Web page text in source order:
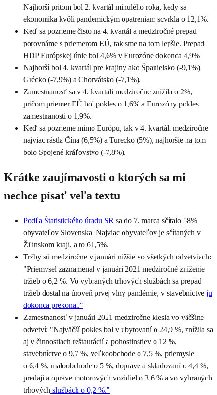
Najhorší pritom bol 2. kvartál minulého roka, kedy sa
ekonomika kvôli pandemickým opatreniam scvrkla o 12,1%.
Keď sa pozrieme čisto na 4. kvartál a medziročné prepad
porovnáme s priemerom EÚ, tak sme na tom lepšie. Prepad
HDP Európskej únie bol 4,6% v Eurozóne dokonca 4,9%
Najhorší bol 4. kvartál pre krajiny ako Španielsko (-9,1%),
Grécko (-7,9%) a Chorvátsko (-7,1%).
Zamestnanosť sa v 4. kvartáli medziročne znížila o 2%,
pričom priemer EÚ bol pokles o 1,6% a Eurozóny pokles
zamestnanosti o 1,9%.
Keď sa pozrieme mimo Európu, tak v 4. kvartáli medziročne
najviac rástla Čína (6,5%) a Turecko (5%), najhoršie na tom
bolo Spojené kráľovstvo (-7,8%).
Krátke zaujímavosti o ktorých sa mi
nechce písať veľa textu
Podľa Štatistického úradu SR sa do 7. marca sčítalo 58%
obyvateľov Slovenska. Najviac obyvateľov je sčítaných v
Žilinskom kraji, a to 61,5%.
Tržby sú medziročne v januári nižšie vo všetkých odvetviach:
"Priemysel zaznamenal v januári 2021 medziročné zníženie
tržieb o 6,2 %. Vo vybraných trhových službách sa prepad
tržieb dostal na úroveň prvej vlny pandémie, v stavebníctve ju
dokonca prekonal."
Zamestnanosť v januári 2021 medziročne klesla vo väčšine
odvetví: "Najväčší pokles bol v ubytovaní o 24,9 %, znížila sa
aj v činnostiach reštaurácií a pohostinstiev o 12 %,
stavebníctve o 9,7 %, veľkoobchode o 7,5 %, priemysle
o 6,4 %, maloobchode o 5 %, doprave a skladovaní o 4,4 %,
predaji a oprave motorových vozidiel o 3,6 % a vo vybraných
trhových službách o 0,2 %."